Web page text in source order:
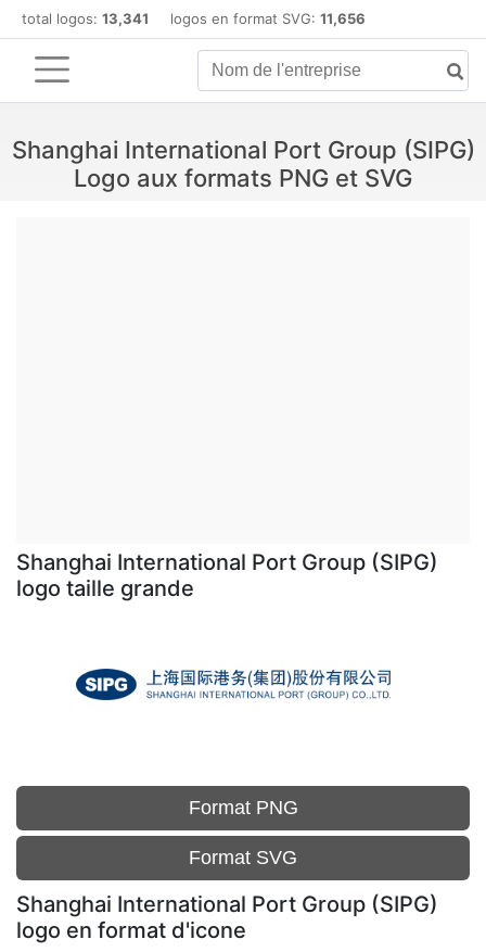
total logos: 13,341 logos en format SVG: 11,656
Shanghai International Port Group (SIPG)
Logo aux formats PNG et SVG
Shanghai International Port Group (SIPG)
logo taille grande
Format PNG
Format SVG
Shanghai International Port Group (SIPG)
logo en format d'icone